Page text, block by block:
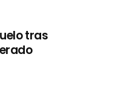
tras